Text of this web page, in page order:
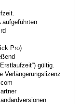
Pro)
gültig.
Verlängerungslizenz